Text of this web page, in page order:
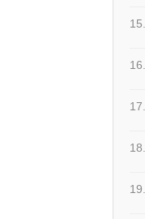
15.
16.
17.
18.
19.